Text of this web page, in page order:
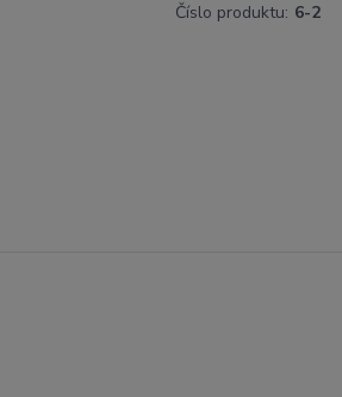
Číslo produktu: 6-2